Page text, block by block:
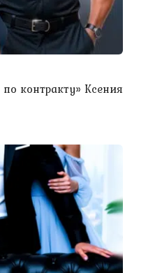
контракту» Ксения